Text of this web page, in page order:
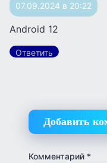
07.09.2024 в 20:22
Android 12
Ответить
Добавить
Комментарий *